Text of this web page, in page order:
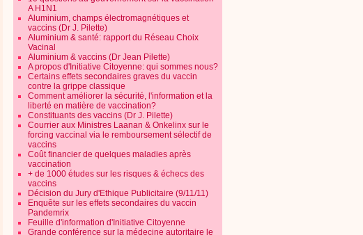
A H1N1
Aluminium, champs électromagnétiques et
vaccins (Dr J. Pilette)
Aluminium & santé: rapport du Réseau Choix
Vacinal
Aluminium & vaccins (Dr Jean Pilette)
A propos d'Initiative Citoyenne: qui sommes nous?
Certains effets secondaires graves du vaccin
contre la grippe classique
Comment améliorer la sécurité, l'information et la
liberté en matière de vaccination?
Constituants des vaccins (Dr J. Pilette)
Courrier aux Ministres Laanan & Onkelinx sur le
forcing vaccinal via le remboursement sélectif de
vaccins
Coût financier de quelques maladies après
vaccination
+ de 1000 études sur les risques & échecs des
vaccins
Décision du Jury d'Ethique Publicitaire (9/11/11)
Enquête sur les effets secondaires du vaccin
Pandemrix
Feuille d'information d'Initiative Citoyenne
Grande conférence sur la médecine autoritaire le